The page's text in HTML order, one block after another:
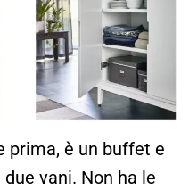
prima, è un buffet e
vani. Non ha le